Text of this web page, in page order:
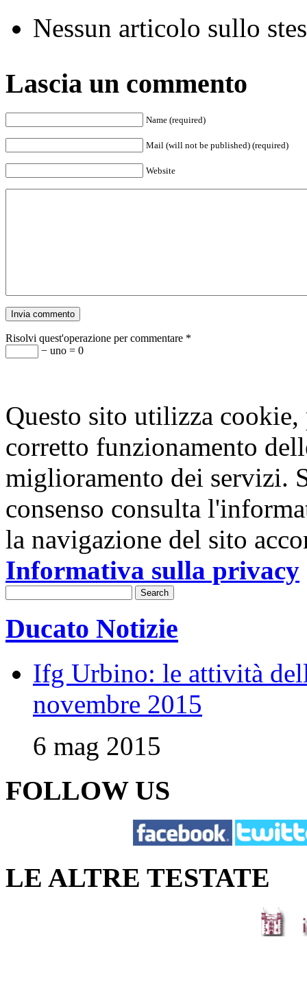
Nessun articolo sullo
Lascia un commento
Name (required)
Mail (will not be published) (required)
Website
Risolvi quest'operazione per commentare *
− uno = 0
Questo sito utilizza
corretto funzionamento
miglioramento dei servizi.
consenso consulta
la navigazione del sito
Informativa sulla privacy
Ducato Notizie
Ifg Urbino: le attività
novembre 2015
6 mag 2015
FOLLOW US
LE ALTRE TESTATE